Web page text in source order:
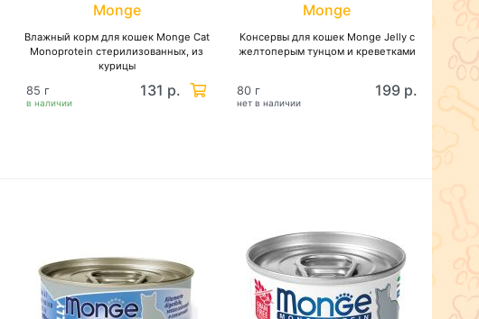
Monge
Влажный корм для кошек Monge Cat
Monoprotein стерилизованных, из
курицы
в наличии
85 г 131 р.
Monge
Консервы для кошек Monge Jelly с
желтоперым тунцом и креветками
нет в наличии
80 г 199 р.